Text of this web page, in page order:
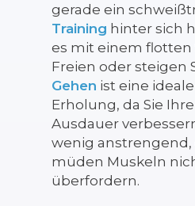
gerade ein
Training hinter sich
es mit einem flotten
Freien oder steigen
Gehen ist eine
Erholung, da Sie
Ausdauer
wenig anstrengend,
müden Muskeln
überfordern.